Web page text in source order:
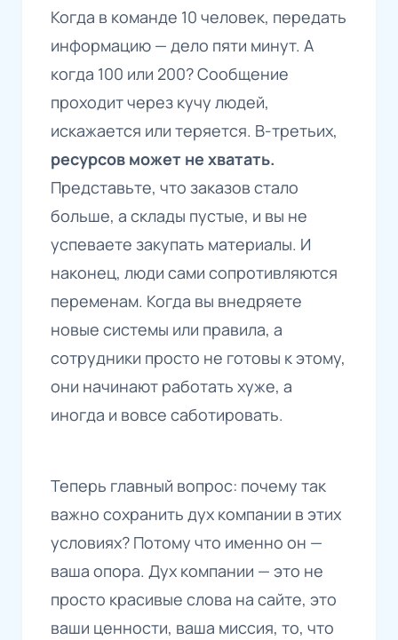
Когда в команде 10 человек, передать
информацию — дело пяти минут. А
когда 100 или 200? Сообщение
проходит через кучу людей,
искажается или теряется. В-третьих,
ресурсов может не хватать.
Представьте, что заказов стало
больше, а склады пустые, и вы не
успеваете закупать материалы. И
наконец, люди сами сопротивляются
переменам. Когда вы внедряете
новые системы или правила, а
сотрудники просто не готовы к этому,
они начинают работать хуже, а
иногда и вовсе саботировать.
Теперь главный вопрос: почему так
важно сохранить дух компании в этих
условиях? Потому что именно он —
ваша опора. Дух компании — это не
просто красивые слова на сайте, это
ваши ценности, ваша миссия, то, что